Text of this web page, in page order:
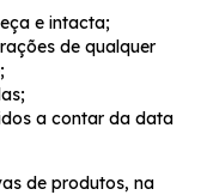
e intacta;
de qualquer
a contar da data
de produtos, na